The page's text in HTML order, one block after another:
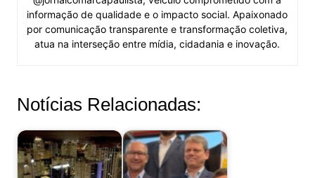
informação de qualidade e o impacto social. Apaixonado
por comunicação transparente e transformação coletiva,
atua na interseção entre mídia, cidadania e inovação.
Notícias Relacionadas: